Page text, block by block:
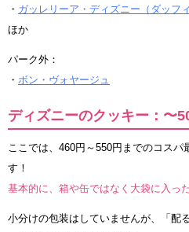
・ ガッレリーア・ディズニー（ダッフ
ほか
パーク外：
・ ボン・ヴォヤージュ
ディズニーのクッキー：〜
ここでは、460円～550円までのコスパ
す！
基本的に、箱や缶ではなく大袋に入っ
小分けの包装はしていませんが、「配